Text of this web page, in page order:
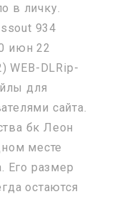
в личку.
934
июн 22
WEB-DLRip-
для
сайта.
бк Леон
месте
Его размер
остаются